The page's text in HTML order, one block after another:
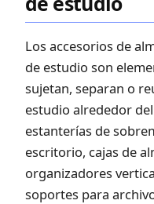
Los accesorios de
de estudio son
sujetan, separan o
estudio alrededor
estanterías de
escritorio, cajas de
organizadores
soportes para